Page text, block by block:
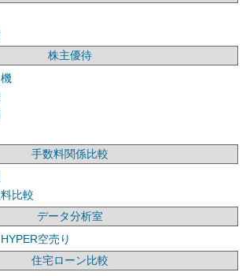
株主優待
手数料関係比較
比較
データ分析室
空売り
住宅ローン比較